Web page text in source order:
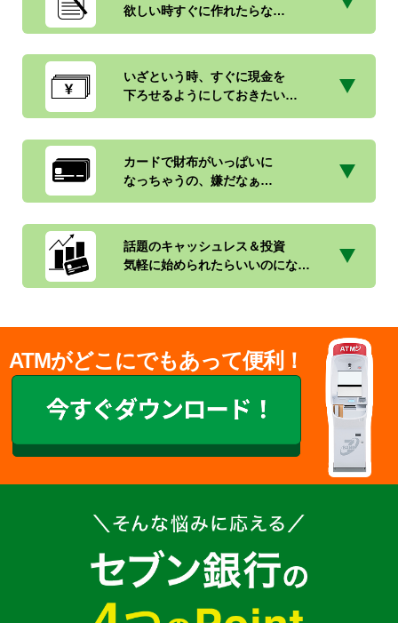
欲しい時すぐに作れたらな…
いざという時、すぐに現金を
下ろせるようにしておきたい…
カードで財布がいっぱいに
なっちゃうの、嫌だなぁ…
話題のキャッシュレス＆投資
気軽に始められたらいいのにな…
ATMがどこにでもあって便利！